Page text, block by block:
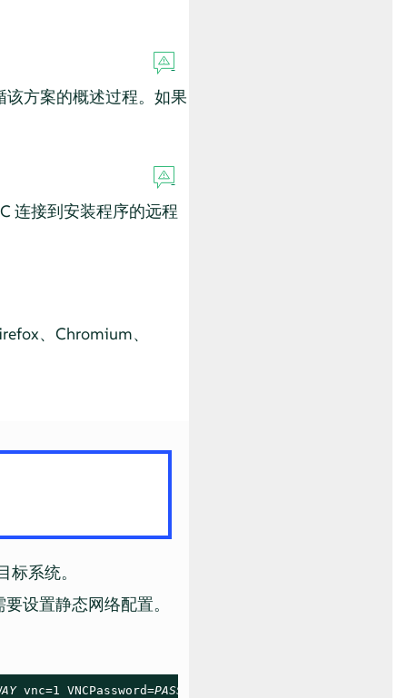
方案的概述过程。如果
连接到安装程序的远程
、Chromium、
系统。
设置静态网络配置。
vnc=1 VNCPassword=PASSWORD